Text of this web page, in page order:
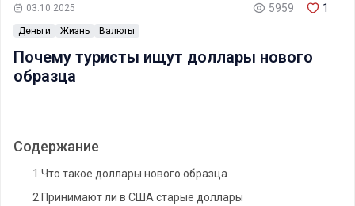
Деньги Жизнь Валюты
03.10.2025 5959 1
Почему туристы ищут доллары нового
образца
Содержание
1. Что такое доллары нового образца
2. Принимают ли в США старые доллары